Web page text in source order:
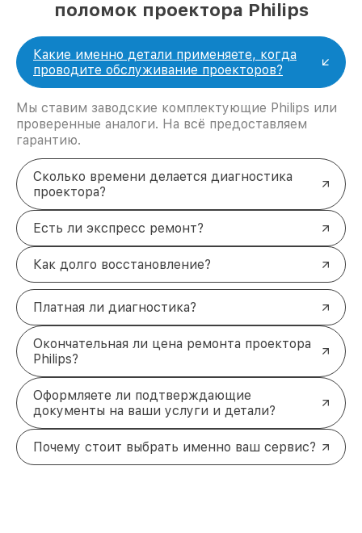
поломок проектора Philips
Какие именно детали применяете, когда
проводите обслуживание проекторов?
Мы ставим заводские комплектующие Philips или
проверенные аналоги. На всё предоставляем
гарантию.
Сколько времени делается диагностика
проектора?
Есть ли экспресс ремонт?
Как долго восстановление?
Платная ли диагностика?
Окончательная ли цена ремонта проектора
Philips?
Оформляете ли подтверждающие
документы на ваши услуги и детали?
Почему стоит выбрать именно ваш сервис?